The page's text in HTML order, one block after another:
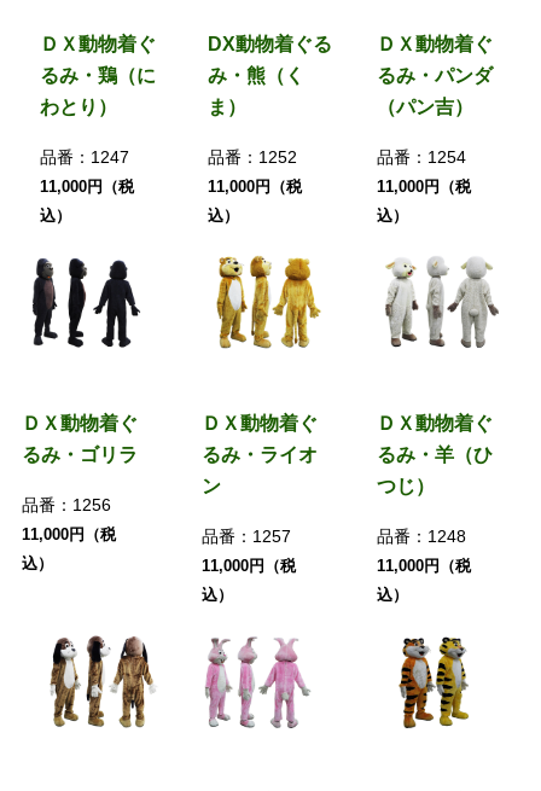
ＤＸ動物着ぐ
るみ・鶏（に
わとり）
品番： 1247
11,000円（税
込）
DX動物着ぐる
み・熊（く
ま）
品番： 1252
11,000円（税
込）
ＤＸ動物着ぐ
るみ・パンダ
（パン吉）
品番： 1254
11,000円（税
込）
ＤＸ動物着ぐ
るみ・ゴリラ
品番： 1256
11,000円（税
込）
ＤＸ動物着ぐ
るみ・ライオ
ン
品番： 1257
11,000円（税
込）
ＤＸ動物着ぐ
るみ・羊（ひ
つじ）
品番： 1248
11,000円（税
込）